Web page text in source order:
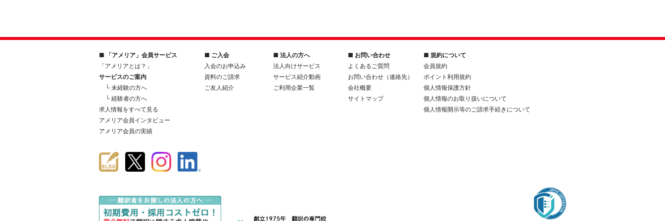
■ 「アメリア」会員サービス
「アメリアとは？」
サービスのご案内
└ 未経験の方へ
└ 経験者の方へ
求人情報をすべて見る
アメリア会員インタビュー
アメリア会員の実績
■ ご入会
入会のお申込み
資料のご請求
ご友人紹介
■ 法人の方へ
法人向けサービス
サービス紹介動画
ご利用企業一覧
■ お問い合わせ
よくあるご質問
お問い合わせ（連絡先）
会社概要
サイトマップ
■ 規約について
会員規約
ポイント利用規約
個人情報保護方針
個人情報のお取り扱いについて
個人情報開示等のご請求手続きについて